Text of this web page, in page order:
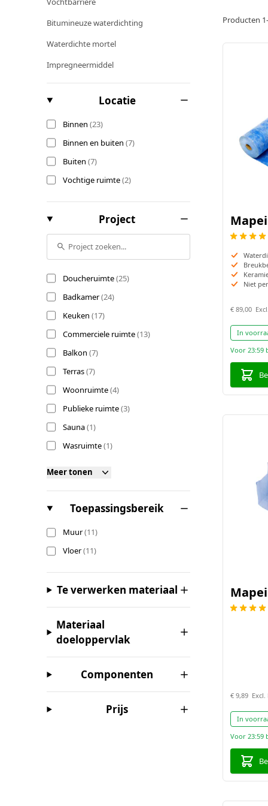
Mapei 120 Zwart
Mapei 123 Oud Wit
Mapei 130 Jasmijn
Bitumineuze waterdichting
Waterdichte mortel
Impregneermiddel
Locatiefilter
Binnen (23producten beschikbaar
)
Binnen en buiten (7producten beschikbaar
)
Buiten (7producten beschikbaar
)
Vochtige ruimte(2producten beschikbaar
)
Projectfilter
Doucheruimte(25producten beschikbaar
)
Badkamer(24producten beschikbaar
)
Keuken (17producten beschikbaar
)
Commerciele ruimte(13producten beschikbaar
)
Balkon (7producten beschikbaar
)
Terras(7producten beschikbaar
)
Woonruimte(4producten beschikbaar
)
Publieke ruimte(3producten beschikbaar
)
Sauna(1producten beschikbaar
)
Wasruimte(1producten beschikbaar
)
Meer tonen
Toepassingsbereik filter
Muur(11producten beschikbaar
)
Vloer(11producten beschikbaar
)
Te verwerken materiaalfilter
Materiaal
doeloppervlak
Componenten
Prijsfilter
Producten 1-
Niet
€ 89,00
In
Voor 23:59
€ 9,89
In
Voor 23:59